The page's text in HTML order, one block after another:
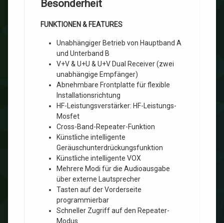
Besonderheit
FUNKTIONEN & FEATURES
Unabhängiger Betrieb von Hauptband A
und Unterband B
V+V & U+U & U+V Dual Receiver (zwei
unabhängige Empfänger)
Abnehmbare Frontplatte für flexible
Installationsrichtung
HF-Leistungsverstärker: HF-Leistungs-
Mosfet
Cross-Band-Repeater-Funktion
Künstliche intelligente
Geräuschunterdrückungsfunktion
Künstliche intelligente VOX
Mehrere Modi für die Audioausgabe
über externe Lautsprecher
Tasten auf der Vorderseite
programmierbar
Schneller Zugriff auf den Repeater-
Modus